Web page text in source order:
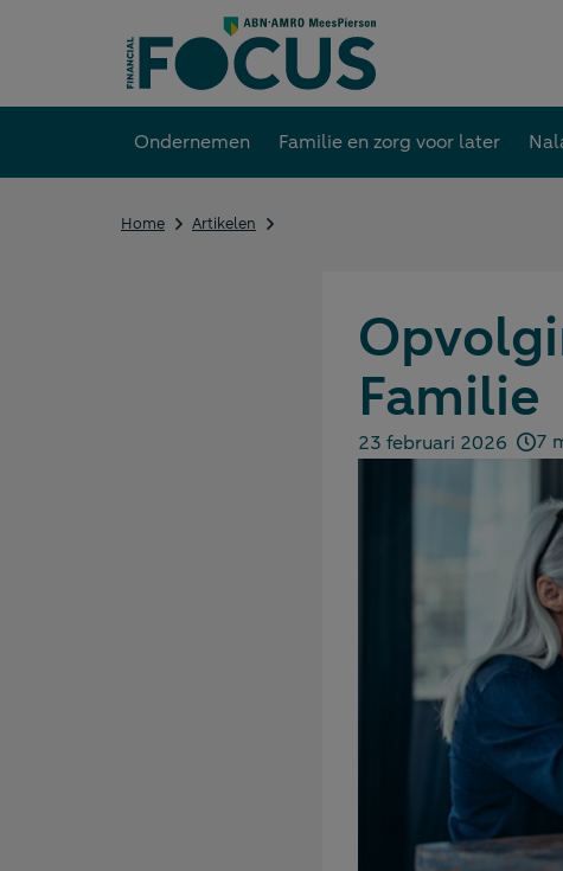
Ondernemen Familie en zorg voor later
Home Artikelen
Familie
Gepubliceerd op:
23 februari 2026 7